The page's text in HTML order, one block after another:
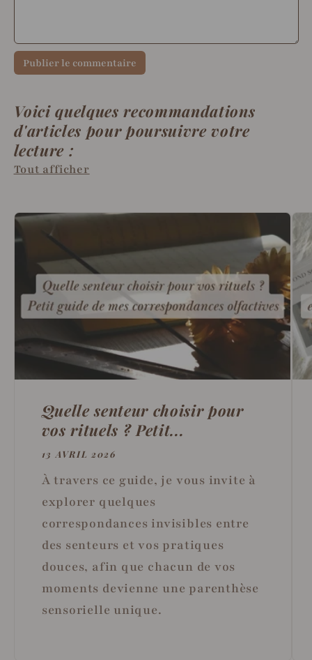
Publier le commentaire
Voici quelques recommandations
d'articles pour poursuivre votre
lecture :
Tout afficher
Quelle senteur choisir pour
vos rituels ? Petit...
13 AVRIL 2026
À travers ce guide, je vous invite à
explorer quelques
correspondances invisibles entre
des senteurs et vos pratiques
douces, afin que chacun de vos
moments devienne une parenthèse
sensorielle unique.